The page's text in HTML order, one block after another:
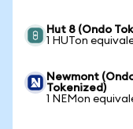
Hut 8 (Ondo
1 HUTon
Newmont
Tokenized)
1 NEMon